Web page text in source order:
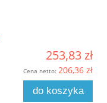
253,83 zł
Cena netto: 206,36 zł
do koszyka